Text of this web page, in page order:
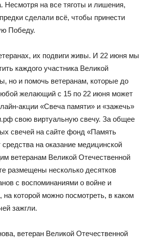
Несмотря на все тяготы и лишения,
сделали всё, чтобы принести
Победу.
их подвиги живы. И 22 июня мы
каждого участника Великой
но и помочь ветеранам, которые до
желающий с 15 по 22 июня может
акции «Свеча памяти» и «зажечь»
свою виртуальную свечу. За общее
свечей на сайте фонд «Память
на оказание медицинской
ветеранам Великой Отечественной
размещены несколько десятков
с воспоминаниями о войне и
на которой можно посмотреть, в каком
зажгли.
ветеран Великой Отечественной